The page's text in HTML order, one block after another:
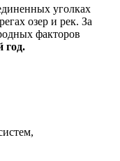
уголках
озер и рек. За
факторов
год.